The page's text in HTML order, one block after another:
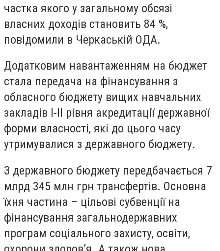
частка якого у загальному обсязі
власних доходів становить 84 %,
повідомили в Черкаській ОДА.
Додатковим навантаженням на бюджет
стала передача на фінансування з
обласного бюджету вищих навчальних
закладів І-ІІ рівня акредитації державної
форми власності, які до цього часу
утримувалися з державного бюджету.
З державного бюджету передбачається 7
млрд 345 млн грн трансфертів. Основна
їхня частина – цільові субвенції на
фінансування загальнодержавних
програм соціального захисту, освіти,